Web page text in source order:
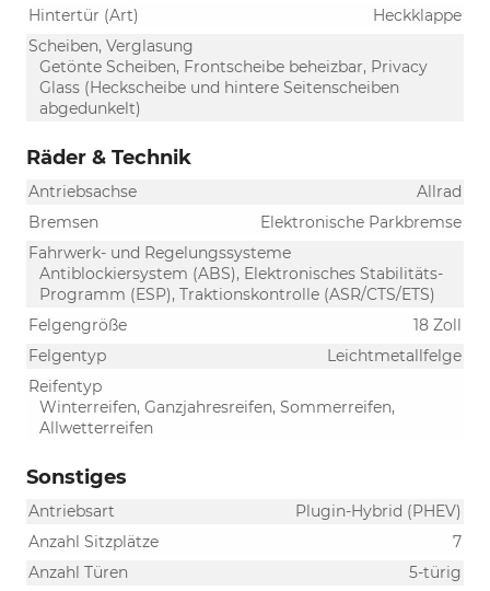
Hintertür (Art)
Heckklappe
Scheiben, Verglasung
Getönte Scheiben, Frontscheibe beheizbar, Privacy
Glass (Heckscheibe und hintere Seitenscheiben
abgedunkelt)
Räder & Technik
Antriebsachse
Allrad
Bremsen
Elektronische Parkbremse
Fahrwerk- und Regelungssysteme
Antiblockiersystem (ABS), Elektronisches Stabilitäts-
Programm (ESP), Traktionskontrolle (ASR/CTS/ETS)
Felgengröße
18 Zoll
Felgentyp
Leichtmetallfelge
Reifentyp
Winterreifen, Ganzjahresreifen, Sommerreifen,
Allwetterreifen
Sonstiges
Antriebsart
Plugin-Hybrid (PHEV)
Anzahl Sitzplätze
7
Anzahl Türen
5-türig